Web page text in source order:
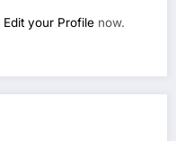
Edit your Profile now.